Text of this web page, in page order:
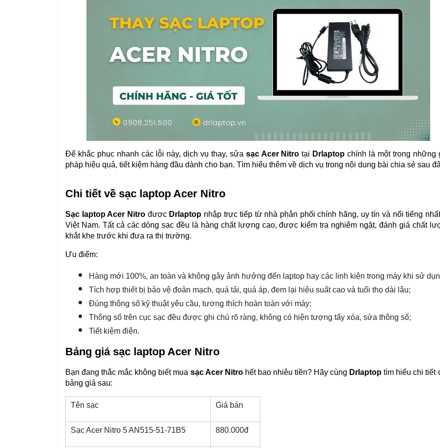
Để khắc phục nhanh các lỗi này, dịch vụ thay, sửa sạc Acer Nitro tại Drlaptop chính là một trong những
pháp hiệu quả, tiết kiệm hàng đầu dành cho bạn. Tìm hiểu thêm về dịch vụ trong nội dung bài chia sẻ sau
Chi tiết về sạc laptop Acer Nitro
Sạc laptop Acer Nitro được Drlaptop nhập trực tiếp từ nhà phân phối chính hãng, uy tín và nổi tiếng
Việt Nam. Tất cả các dòng sạc đều là hàng chất lượng cao, được kiểm tra nghiêm ngặt, đánh giá chất
khắt khe trước khi đưa ra thị trường.
Ưu điểm:
Hàng mới 100%, an toàn và không gây ảnh hưởng đến laptop hay các linh kiện trong máy khi sử
Tích hợp thiết bị bảo vệ đoản mạch, quá tải, quá áp, đem lại hiệu suất cao và tuổi thọ dài lâu;
Đúng thông số kỹ thuật yêu cầu, tương thích hoàn toàn với máy;
Thông số trên cục sạc đều được ghi chú rõ ràng, không có hiện tượng tẩy xóa, sửa thông số;
Tiết kiệm điện.
Bảng giá sạc laptop Acer Nitro
Bạn đang thắc mắc không biết mua sạc Acer Nitro hết bao nhiêu tiền? Hãy cùng Drlaptop tìm hiểu chi tiết
bảng giá sau:
Tên sạc Giá bán
Sạc Acer Nitro 5 AN515-51-71B5 880.000đ